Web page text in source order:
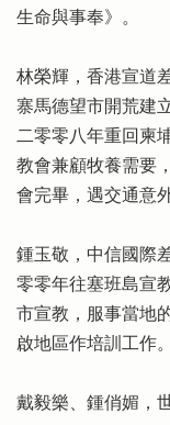
生命與事奉》。
林榮輝，香港宣道
寨馬德望市開荒建
二零零八年重回柬
教會兼顧牧養需要
會完畢，遇交通意
鍾玉敬，中信國際
零零年往塞班島宣
市宣教，服事當地
啟地區作培訓工作。
戴毅樂、鍾俏媚，